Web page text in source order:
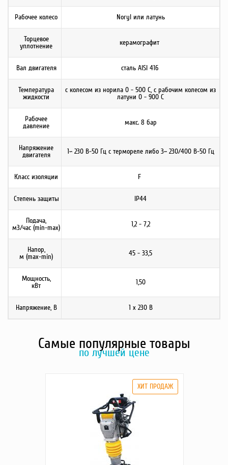
Рабочее колесо Noryl или латунь
Торцевое
уплотнение
керамографит
Вал двигателя сталь AISI 416
Температура
жидкости
с колесом из норила 0 - 500 C, с рабочим колесом из
латуни 0 - 900 C
Рабочее
давление
макс. 8 бар
Напряжение
двигателя
1~ 230 В-50 Гц с термореле либо 3~ 230/400 В-50 Гц
Класс изоляции F
Степень защиты IP44
Подача,
м3/час (min-max)
1,2 - 7,2
Напор,
м (max-min)
45 - 33,5
Мощность,
кВт
1,50
Напряжение, В 1 х 230 В
Самые популярные товары
по лучшей цене